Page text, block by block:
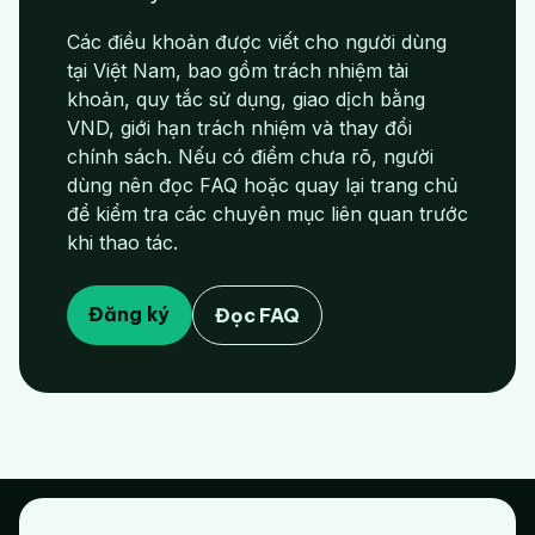
Các điều khoản được viết cho người dùng
tại Việt Nam, bao gồm trách nhiệm tài
khoản, quy tắc sử dụng, giao dịch bằng
VND, giới hạn trách nhiệm và thay đổi
chính sách. Nếu có điểm chưa rõ, người
dùng nên đọc FAQ hoặc quay lại trang chủ
để kiểm tra các chuyên mục liên quan trước
khi thao tác.
Đăng ký Đọc FAQ